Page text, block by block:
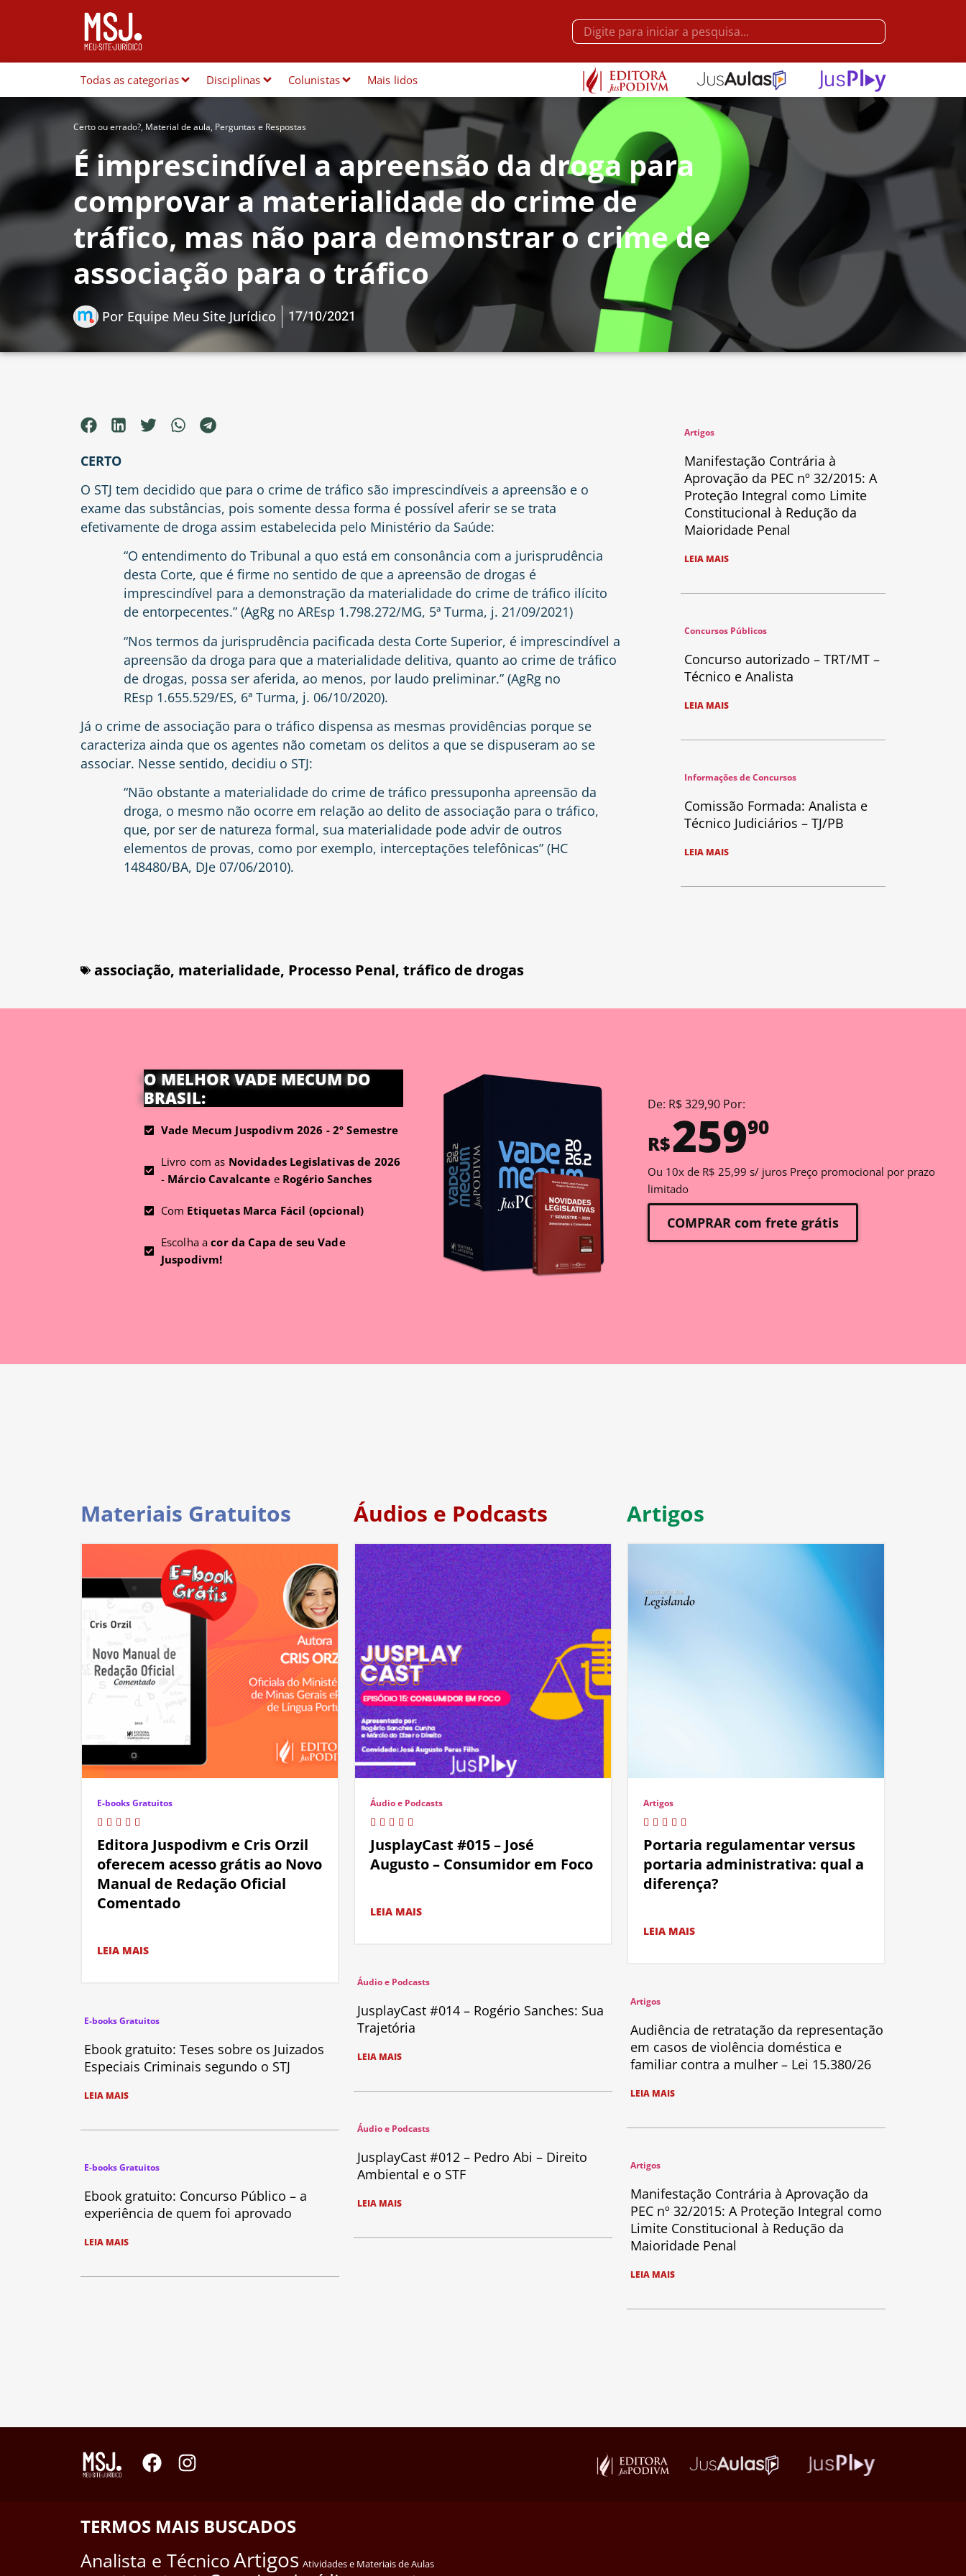
Todas as categorias Disciplinas Colunistas Mais lidos
Certo ou errado?, Material de aula, Perguntas e Respostas
É imprescindível a apreensão da droga para
comprovar a materialidade do crime de
tráfico, mas não para demonstrar o crime de
associação para o tráfico
Por Equipe Meu Site Jurídico 17/10/2021
CERTO
O STJ tem decidido que para o crime de tráfico são imprescindíveis a apreensão e o
exame das substâncias, pois somente dessa forma é possível aferir se se trata
efetivamente de droga assim estabelecida pelo Ministério da Saúde:
“O entendimento do Tribunal a quo está em consonância com a jurisprudência
desta Corte, que é firme no sentido de que a apreensão de drogas é
imprescindível para a demonstração da materialidade do crime de tráfico ilícito
de entorpecentes.” (AgRg no AREsp 1.798.272/MG, 5ª Turma, j. 21/09/2021)
“Nos termos da jurisprudência pacificada desta Corte Superior, é imprescindível a
apreensão da droga para que a materialidade delitiva, quanto ao crime de tráfico
de drogas, possa ser aferida, ao menos, por laudo preliminar.” (AgRg no
REsp 1.655.529/ES, 6ª Turma, j. 06/10/2020).
Já o crime de associação para o tráfico dispensa as mesmas providências porque se
caracteriza ainda que os agentes não cometam os delitos a que se dispuseram ao se
associar. Nesse sentido, decidiu o STJ:
“Não obstante a materialidade do crime de tráfico pressuponha apreensão da
droga, o mesmo não ocorre em relação ao delito de associação para o tráfico,
que, por ser de natureza formal, sua materialidade pode advir de outros
elementos de provas, como por exemplo, interceptações telefônicas” (HC
148480/BA, DJe 07/06/2010).
associação, materialidade, Processo Penal, tráfico de drogas
Artigos
Manifestação Contrária à
Aprovação da PEC nº 32/2015: A
Proteção Integral como Limite
Constitucional à Redução da
Maioridade Penal
LEIA MAIS
Concursos Públicos
Concurso autorizado – TRT/MT –
Técnico e Analista
LEIA MAIS
Informações de Concursos
Comissão Formada: Analista e
Técnico Judiciários – TJ/PB
LEIA MAIS
O MELHOR VADE MECUM DO
BRASIL:
Vade Mecum Juspodivm 2026 - 2º Semestre
Livro com as Novidades Legislativas de 2026
- Márcio Cavalcante e Rogério Sanches
Com Etiquetas Marca Fácil (opcional)
Escolha acor da Capa de seu Vade
Juspodivm!
De: R$ 329,90 Por:
R$25990
Ou 10x de R$ 25,99 s/ juros Preço promocional por prazo
limitado
COMPRAR com frete grátis
Materiais Gratuitos
E-books Gratuitos
Editora Juspodivm e Cris Orzil
oferecem acesso grátis ao Novo
Manual de Redação Oficial
Comentado
LEIA MAIS
E-books Gratuitos
Ebook gratuito: Teses sobre os Juizados
Especiais Criminais segundo o STJ
LEIA MAIS
E-books Gratuitos
Ebook gratuito: Concurso Público – a
experiência de quem foi aprovado
LEIA MAIS
Áudios e Podcasts
Áudio e Podcasts
JusplayCast #015 – José
Augusto – Consumidor em Foco
LEIA MAIS
Áudio e Podcasts
JusplayCast #014 – Rogério Sanches: Sua
Trajetória
LEIA MAIS
Áudio e Podcasts
JusplayCast #012 – Pedro Abi – Direito
Ambiental e o STF
LEIA MAIS
Artigos
Artigos
Portaria regulamentar versus
portaria administrativa: qual a
diferença?
LEIA MAIS
Artigos
Audiência de retratação da representação
em casos de violência doméstica e
familiar contra a mulher – Lei 15.380/26
LEIA MAIS
Artigos
Manifestação Contrária à Aprovação da
PEC nº 32/2015: A Proteção Integral como
Limite Constitucional à Redução da
Maioridade Penal
LEIA MAIS
TERMOS MAIS BUSCADOS
Analista e TécnicoArtigos Atividades e Materiais de Aulas